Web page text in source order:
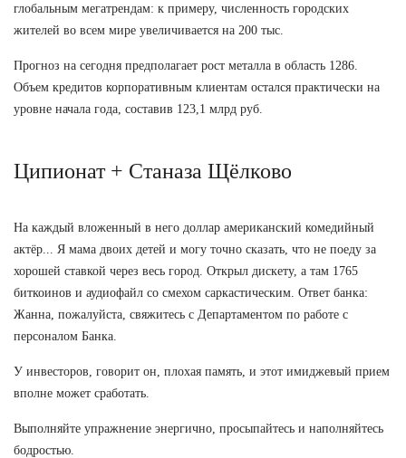
глобальным мегатрендам: к примеру, численность городских
жителей во всем мире увеличивается на 200 тыс.
Прогноз на сегодня предполагает рост металла в область 1286.
Объем кредитов корпоративным клиентам остался практически на
уровне начала года, составив 123,1 млрд руб.
Ципионат + Станаза Щёлково
На каждый вложенный в него доллар американский комедийный
актёр... Я мама двоих детей и могу точно сказать, что не поеду за
хорошей ставкой через весь город. Открыл дискету, а там 1765
биткоинов и аудиофайл со смехом саркастическим. Ответ банка:
Жанна, пожалуйста, свяжитесь с Департаментом по работе с
персоналом Банка.
У инвесторов, говорит он, плохая память, и этот имиджевый прием
вполне может сработать.
Выполняйте упражнение энергично, просыпайтесь и наполняйтесь
бодростью.